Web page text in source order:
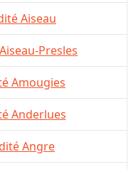
Aiseau
Presles
Amougies
Anderlues
Angre